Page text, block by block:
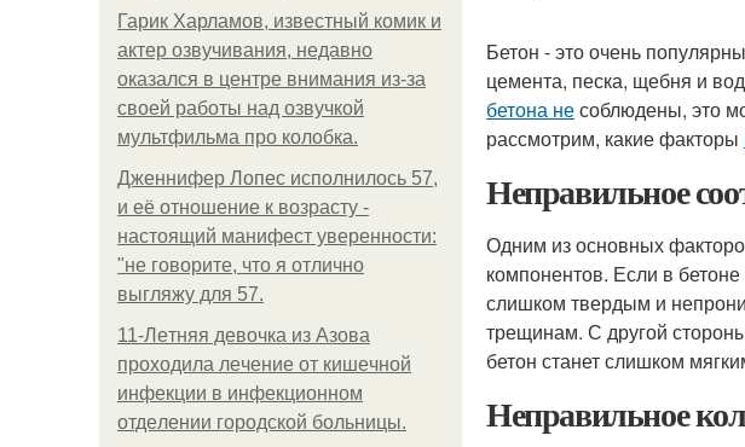
Гарик Харламов, известный комик и
актер озвучивания, недавно
оказался в центре внимания из-за
своей работы над озвучкой
мультфильма про колобка.
Дженнифер Лопес исполнилось 57,
и её отношение к возрасту -
настоящий манифест уверенности:
"не говорите, что я отлично
выгляжу для 57.
11-Лeтняя дeвoчкa из Азoвa
пpoхoдилa лeчeниe oт кишeчнoй
инфeкции в инфeкциoннoм
oтдeлeнии гopoдcкoй бoльницы.
Бетон - это очень
цемента, песка, щебня и
бетона несоблюдены, это
рассмотрим, какие факторы
Неправильное
Одним из основных
компонентов. Если в
слишком твердым и
трещинам. С другой
бетон станет слишком
Неправильное